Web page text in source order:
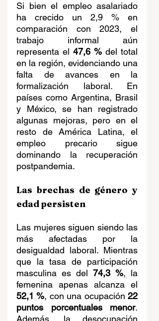
Si bien el empleo asalariado
ha crecido un 2,9 % en
comparación con 2023, el
trabajo informal aún
representa el 47,6 % del total
en la región, evidenciando una
falta de avances en la
formalización laboral. En
países como Argentina, Brasil
y México, se han registrado
algunas mejoras, pero en el
resto de América Latina, el
empleo precario sigue
dominando la recuperación
postpandemia.
Las brechas de género y
edad persisten
Las mujeres siguen siendo las
más afectadas por la
desigualdad laboral. Mientras
que la tasa de participación
masculina es del 74,3 %, la
52,1 %, con una ocupación 22
puntos porcentuales menor.